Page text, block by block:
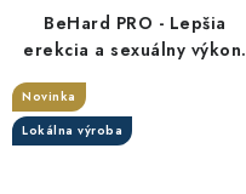
BeHard PRO - Lepšia
erekcia a sexuálny výkon,
Novinka
Lokálna výroba